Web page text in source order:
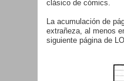
clásico de cómics.
La acumulación de
extrañeza, al menos
siguiente página de